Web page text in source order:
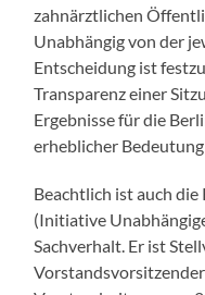
zahnärztlichen
Unabhängig von der
Entscheidung ist
Transparenz einer
Ergebnisse für die
erheblicher Bedeutung
Beachtlich ist auch die
(Initiative
Sachverhalt. Er ist